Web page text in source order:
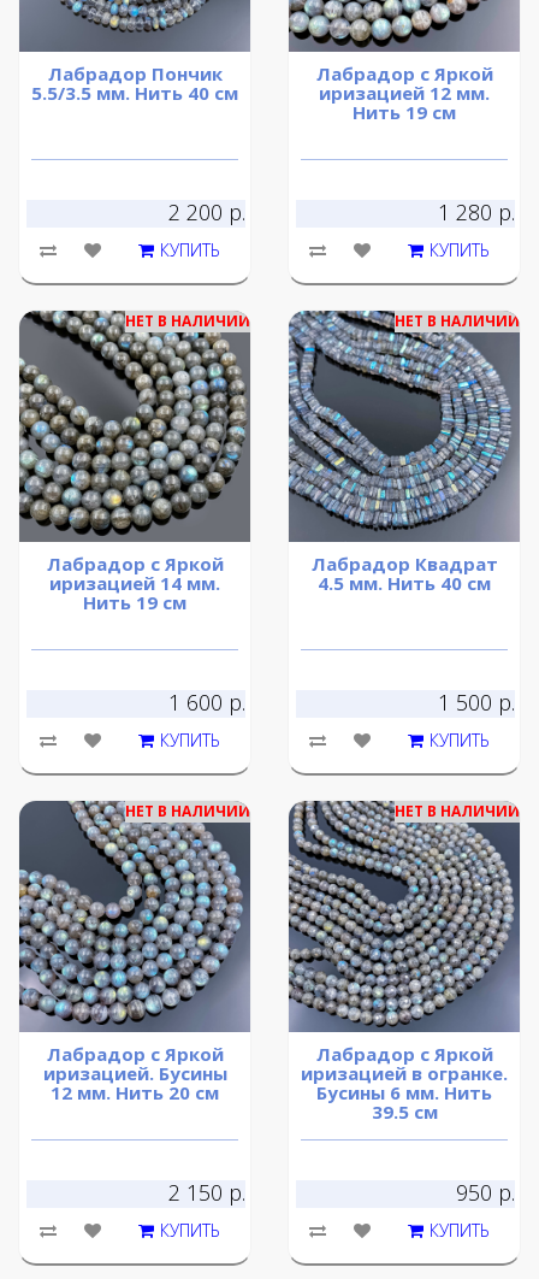
Лабрадор Пончик
5.5/3.5 мм. Нить 40 см
2 200 р.
КУПИТЬ
Лабрадор с Яркой
иризацией 12 мм.
Нить 19 см
1 280 р.
КУПИТЬ
НЕТ В НАЛИЧИИ
Лабрадор с Яркой
иризацией 14 мм.
Нить 19 см
1 600 р.
КУПИТЬ
НЕТ В НАЛИЧИИ
Лабрадор Квадрат
4.5 мм. Нить 40 см
1 500 р.
КУПИТЬ
НЕТ В НАЛИЧИИ
Лабрадор с Яркой
иризацией. Бусины
12 мм. Нить 20 см
2 150 р.
КУПИТЬ
НЕТ В НАЛИЧИИ
Лабрадор с Яркой
иризацией в огранке.
Бусины 6 мм. Нить
39.5 см
950 р.
КУПИТЬ